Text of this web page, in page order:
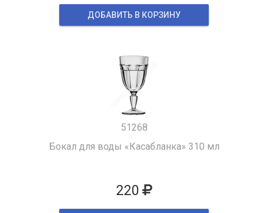
ДОБАВИТЬ В КОРЗИНУ
51268
Бокал для воды «Касабланка» 310 мл
220